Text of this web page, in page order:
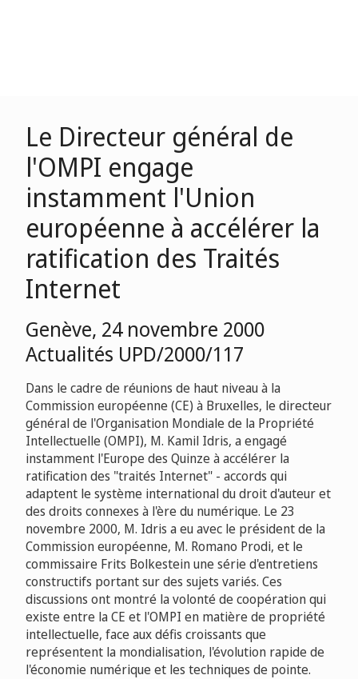
Le Directeur général de
l'OMPI engage
instamment l'Union
européenne à accélérer la
ratification des Traités
Internet
Genève, 24 novembre 2000
Actualités UPD/2000/117
Dans le cadre de réunions de haut niveau à la
Commission européenne (CE) à Bruxelles, le directeur
général de l'Organisation Mondiale de la Propriété
Intellectuelle (OMPI), M. Kamil Idris, a engagé
instamment l'Europe des Quinze à accélérer la
ratification des "traités Internet" - accords qui
adaptent le système international du droit d'auteur et
des droits connexes à l'ère du numérique. Le 23
novembre 2000, M. Idris a eu avec le président de la
Commission européenne, M. Romano Prodi, et le
commissaire Frits Bolkestein une série d'entretiens
constructifs portant sur des sujets variés. Ces
discussions ont montré la volonté de coopération qui
existe entre la CE et l'OMPI en matière de propriété
intellectuelle, face aux défis croissants que
représentent la mondialisation, l'évolution rapide de
l'économie numérique et les techniques de pointe.